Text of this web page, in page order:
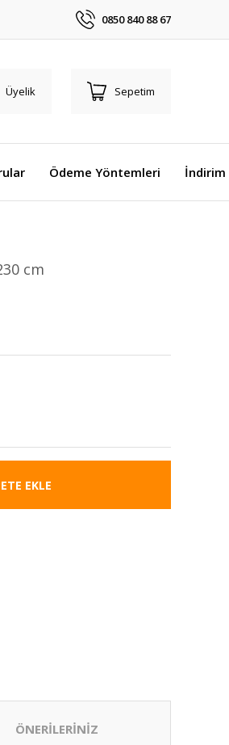
0850 840 88 67
Üyelik Sepetim
Ödeme Yöntemleri İndirim
cm
EKLE
ÖNERİLERİNİZ